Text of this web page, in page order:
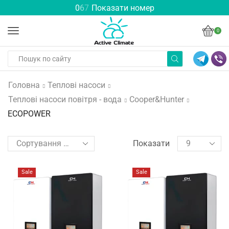
067 Показати номер
0
Головна
Теплові насоси
Теплові насоси повітря - вода
Cooper&Hunter
ECOPOWER
Показати
Sale Sale